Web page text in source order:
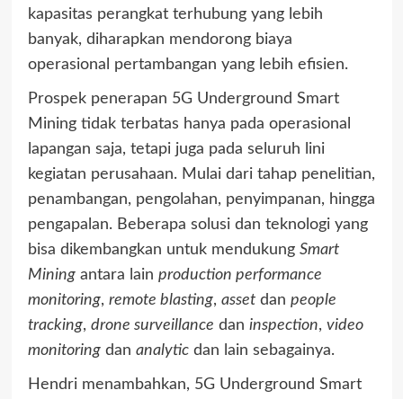
kapasitas perangkat terhubung yang lebih
banyak, diharapkan mendorong biaya
operasional pertambangan yang lebih efisien.
Prospek penerapan 5G Underground Smart
Mining tidak terbatas hanya pada operasional
lapangan saja, tetapi juga pada seluruh lini
kegiatan perusahaan. Mulai dari tahap penelitian,
penambangan, pengolahan, penyimpanan, hingga
pengapalan. Beberapa solusi dan teknologi yang
bisa dikembangkan untuk mendukung Smart
Miningantara lain production performance
monitoring, remote blasting, assetdan people
tracking, drone surveillance dan inspection, video
monitoringdan analyticdan lain sebagainya.
Hendri menambahkan, 5G Underground Smart